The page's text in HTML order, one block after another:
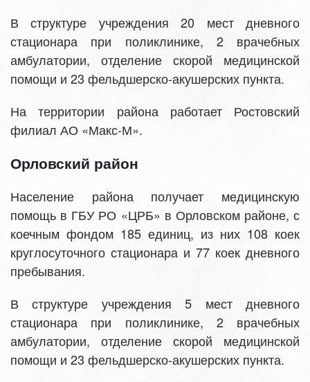
В структуре учреждения 20 мест дневного
стационара при поликлинике, 2 врачебных
амбулатории, отделение скорой медицинской
помощи и 23 фельдшерско-акушерских пункта.
На территории района работает Ростовский
филиал АО «Макс-М».
Орловский район
Население района получает медицинскую
помощь в ГБУ РО «ЦРБ» в Орловском районе, с
коечным фондом 185 единиц, из них 108 коек
круглосуточного стационара и 77 коек дневного
пребывания.
В структуре учреждения 5 мест дневного
стационара при поликлинике, 2 врачебных
амбулатории, отделение скорой медицинской
помощи и 23 фельдшерско-акушерских пункта.